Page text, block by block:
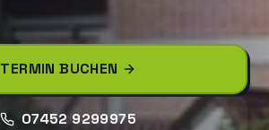
TERMIN BUCHEN
07452 9299975